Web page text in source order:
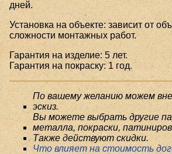
дней.
Установка на объекте: зависит от
сложности монтажных работ.
Гарантия на изделие: 5 лет.
Гарантия на покраску: 1 год.
По вашему желанию можем
эскиз.
Вы можете выбрать другие
металла, покраски,
Также действуют скидки.
Что влияет на стоимость